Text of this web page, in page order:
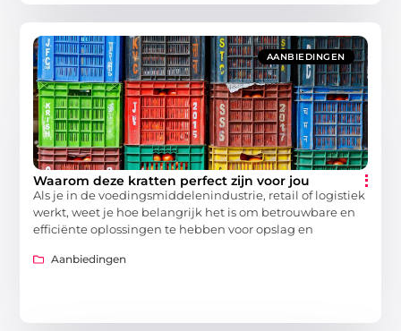
AANBIEDINGEN
Waarom deze kratten perfect zijn voor jou
Als je in de voedingsmiddelenindustrie, retail of logistiek
werkt, weet je hoe belangrijk het is om betrouwbare en
efficiënte oplossingen te hebben voor opslag en
Aanbiedingen